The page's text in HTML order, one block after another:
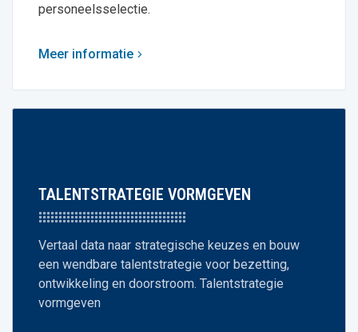
personeelsselectie.
Meer informatie
TALENTSTRATEGIE VORMGEVEN
Vertaal data naar strategische keuzes en bouw
een wendbare talentstrategie voor bezetting,
ontwikkeling en doorstroom. Talentstrategie
vormgeven